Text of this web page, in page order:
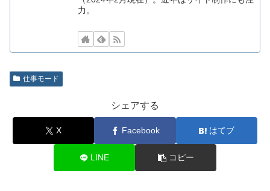
力。
仕事モード
シェアする
X Facebook はてブ
LINE コピー